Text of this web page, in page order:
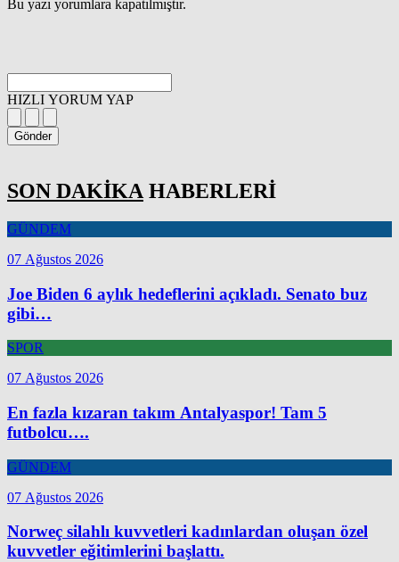
Bu yazı yorumlara kapatılmıştır.
HIZLI YORUM YAP
Gönder
SON DAKİKA HABERLERİ
GÜNDEM
07 Ağustos 2026
Joe Biden 6 aylık hedeflerini açıkladı. Senato buz
gibi…
SPOR
07 Ağustos 2026
En fazla kızaran takım Antalyaspor! Tam 5
futbolcu….
GÜNDEM
07 Ağustos 2026
Norweç silahlı kuvvetleri kadınlardan oluşan özel
kuvvetler eğitimlerini başlattı.